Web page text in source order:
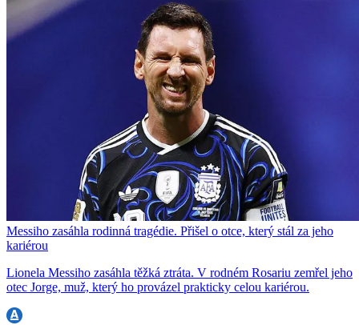
Messiho zasáhla rodinná tragédie. Přišel o otce, který stál za jeho
kariérou
Lionela Messiho zasáhla těžká ztráta. V rodném Rosariu zemřel jeho
otec Jorge, muž, který ho provázel prakticky celou kariérou.